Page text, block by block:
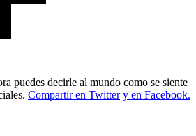
puedes decirle al mundo como se siente
Compartir en Twitter y en Facebook.